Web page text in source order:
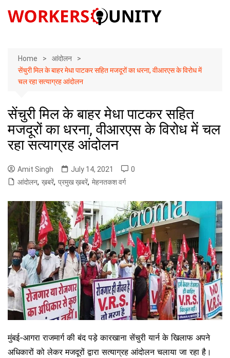
Home
आंदोलन
सेंचुरी मिल के बाहर मेधा पाटकर सहित मजदूरों का धरना, वीआरएस के विरोध में
चल रहा सत्याग्रह आंदोलन
सेंचुरी मिल के बाहर मेधा पाटकर सहित
मजदूरों का धरना, वीआरएस के विरोध में चल
रहा सत्याग्रह आंदोलन
Amit Singh July 14, 2021
0
आंदोलन, ख़बरें, प्रमुख ख़बरें, मेहनतकश वर्ग
मुंबई-आगरा राजमार्ग की बंद पड़े कारखाना सेंचुरी यार्न के खिलाफ अपने
अधिकारों को लेकर मजदूरों द्वारा सत्याग्रह आंदोलन चलाया जा रहा है।